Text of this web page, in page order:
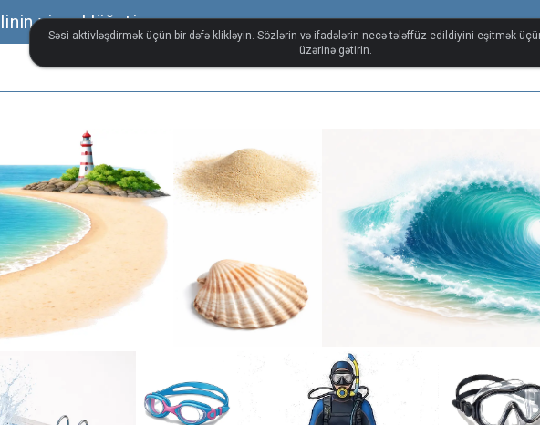
vizual lüğəti
Səsi aktivləşdirmək üçün bir dəfə klikləyin. Sözlərin və ifadələrin necə tələffüz edildiyini eşitmək
üzərinə gətirin.